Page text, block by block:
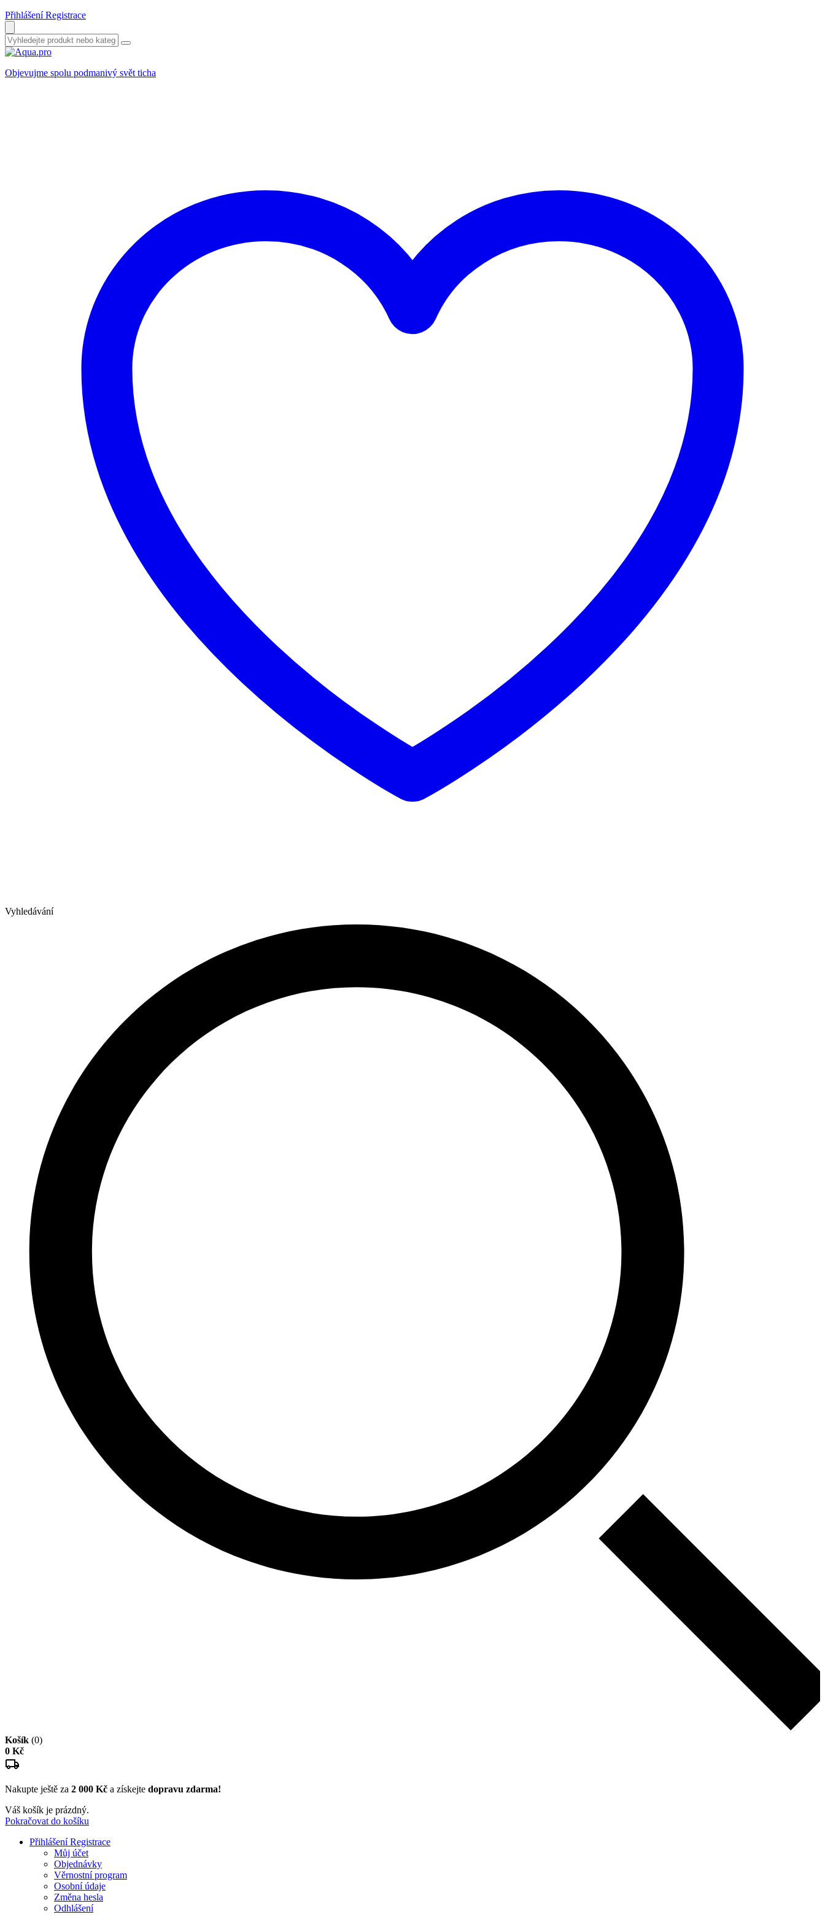
PřihlášeníRegistrace
Objevujme spolu podmanivý svět ticha
Vyhledávání
Košík (0)
0 Kč
Nakupte ještě za 2 000 Kč a získejte dopravu zdarma!
Váš košík je prázdný.
Pokračovat do košíku
PřihlášeníRegistrace
Můj účet
Objednávky
Věrnostní program
Osobní údaje
Změna hesla
Odhlášení